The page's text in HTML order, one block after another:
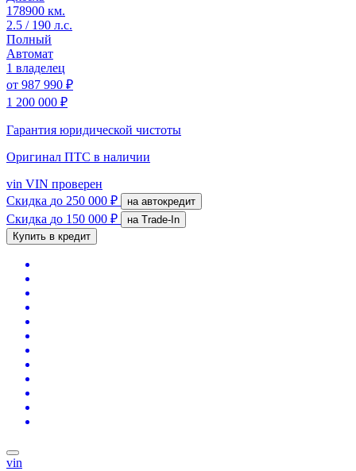
178900 км.
2.5 / 190 л.с.
Полный
Автомат
1 владелец
от 987 990 ₽
1 200 000 ₽
Гарантия юридической чистоты
Оригинал ПТС в наличии
vin VIN проверен
Скидка до 250 000 ₽ на автокредит
Скидка до 150 000 ₽
на Trade-In
Купить в кредит
vin